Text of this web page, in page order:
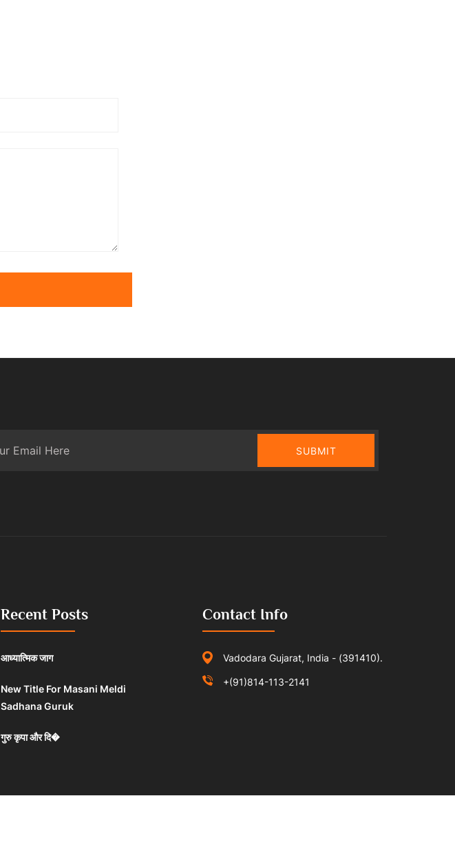
SUBMIT
Recent Posts
आध्यात्मिक जाग
New Title For Masani Meldi
Sadhana Guruk
गुरु कृपा और दि�
Contact Info
Vadodara Gujarat, India - (391410).
+(91)814-113-2141